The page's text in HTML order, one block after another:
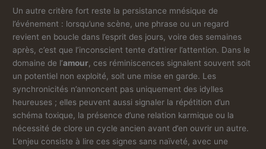
Un autre critère fort reste la persistance mnésique de
l’événement : lorsqu’une scène, une phrase ou un regard
revient en boucle dans l’esprit des jours, voire des semaines
après, c’est que l’inconscient tente d’attirer l’attention. Dans le
domaine de l’amour , ces réminiscences signalent souvent soit
un potentiel non exploité, soit une mise en garde. Les
synchronicités n’annoncent pas uniquement des idylles
heureuses ; elles peuvent aussi signaler la répétition d’un
schéma toxique, la présence d’une relation karmique ou la
nécessité de clore un cycle ancien avant d’en ouvrir un autre.
L’enjeu consiste à lire ces signes sans naïveté, avec une